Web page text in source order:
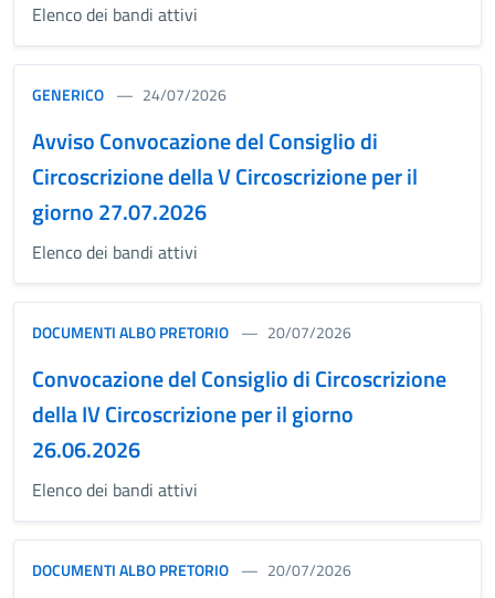
Elenco dei bandi attivi
GENERICO 24/07/2026
Avviso Convocazione del Consiglio di
Circoscrizione della V Circoscrizione per il
giorno 27.07.2026
Elenco dei bandi attivi
DOCUMENTI ALBO PRETORIO 20/07/2026
Convocazione del Consiglio di Circoscrizione
della IV Circoscrizione per il giorno
26.06.2026
Elenco dei bandi attivi
DOCUMENTI ALBO PRETORIO 20/07/2026